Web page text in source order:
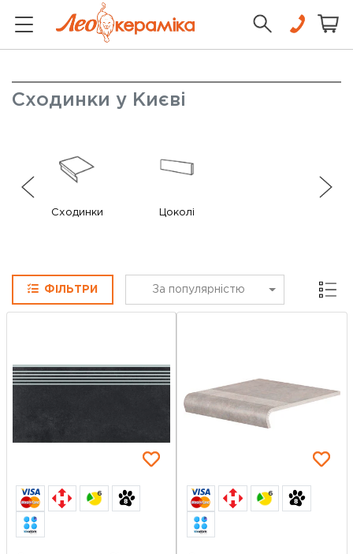
Сходинки у Києві
Сходинки Цоколі
ФІЛЬТРИ За популярністю Сітка
6 6